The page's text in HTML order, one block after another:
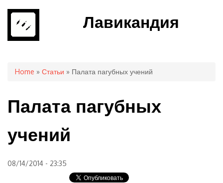
Лавикандия
You are here
Home » Статьи » Палата пагубных учений
Палата пагубных
учений
08/14/2014 - 23:35